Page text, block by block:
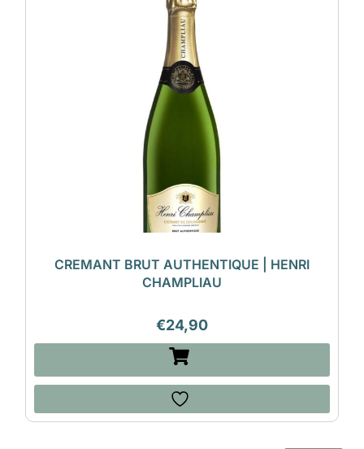
CREMANT BRUT AUTHENTIQUE | HENRI
CHAMPLIAU
€24,90